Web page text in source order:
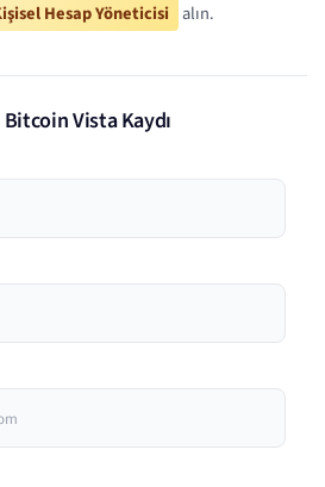
Hesap Yöneticisi alın.
Vista Kaydı